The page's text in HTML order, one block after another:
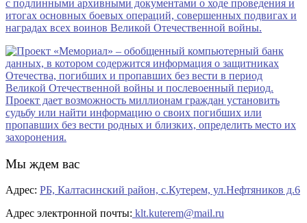
Мы ждем вас
Адрес: РБ, Калтасинский район, с.Кутерем, ул.Нефтяников д.6
Адрес электронной почты: klt.kuterem@mail.ru